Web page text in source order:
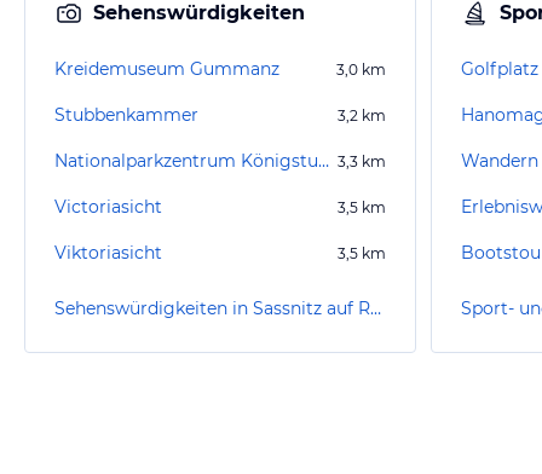
Sehenswürdigkeiten
Kreidemuseum Gummanz 3,0 km
Stubbenkammer 3,2 km
Nationalparkzentrum Königstuhl 3,3 km
Victoriasicht 3,5 km
Viktoriasicht 3,5 km
Sehenswürdigkeiten in Sassnitz auf Rügen
Golfplatz